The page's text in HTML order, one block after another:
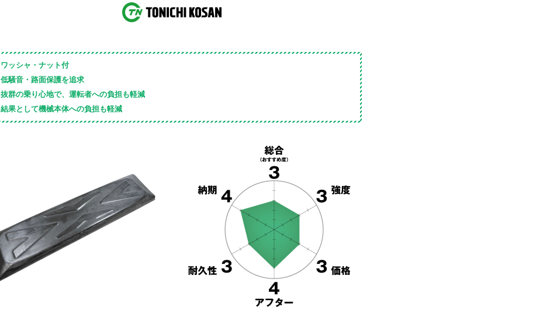
ワッシャ・ナット付
低騒音・路面保護を追求
抜群の乗り心地で、運転者への負担も軽減
結果として機械本体への負担も軽減